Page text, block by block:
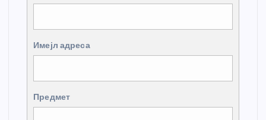
Имејл адреса
Предмет